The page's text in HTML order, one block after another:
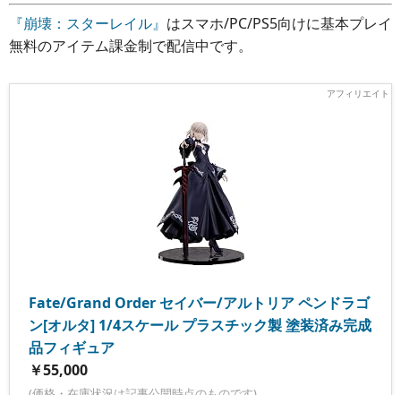
『崩壊：スターレイル』 はスマホ/PC/PS5向けに基本プレイ
無料のアイテム課金制で配信中です。
Fate/Grand Order セイバー/アルトリア ペンドラゴ
ン[オルタ] 1/4スケール プラスチック製 塗装済み完成
品フィギュア
￥55,000